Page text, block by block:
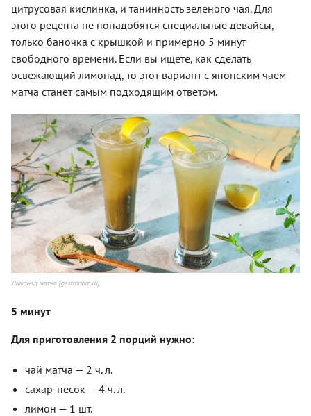
цитрусовая кислинка, и танинность зеленого чая. Для
этого рецепта не понадобятся специальные девайсы,
только баночка с крышкой и примерно 5 минут
свободного времени. Если вы ищете, как сделать
освежающий лимонад, то этот вариант с японским чаем
матча станет самым подходящим ответом.
Лимонад матча (gastronom.ru)
5 минут
Для приготовления 2 порций нужно:
чай матча — 2 ч. л.
сахар-песок — 4 ч. л.
лимон — 1 шт.